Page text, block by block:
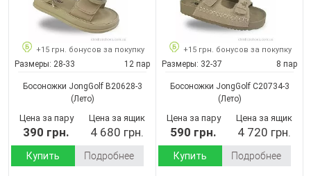
+15 грн. бонусов за покупку
Размеры: 28-33 12 пар
Босоножки JongGolf B20628-3
(Лето)
Цена за пару
390 грн.
Цена за ящик
4 680 грн.
Купить Подробнее
+15 грн. бонусов за покупку
Размеры: 32-37 8 пар
Босоножки JongGolf C20734-3
(Лето)
Цена за пару
590 грн.
Цена за ящик
4 720 грн.
Купить Подробнее